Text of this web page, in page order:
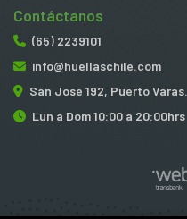
Contáctanos
(65) 2239101
info@huellaschile.com
San Jose 192, Puerto Varas.
Lun a Dom 10:00 a 20:00hrs